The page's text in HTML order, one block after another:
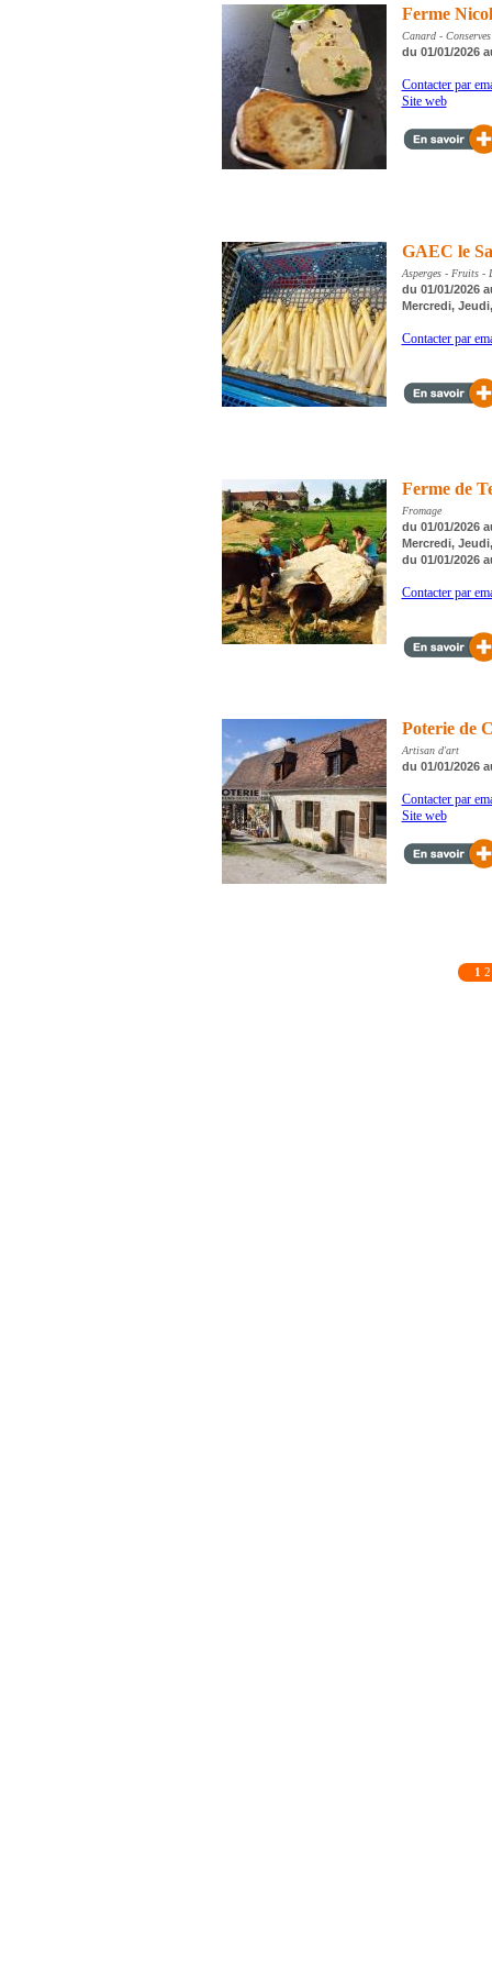
Ferme
Canard -
du 01/01/2026
Contacter par
Site web
GAEC le
Asperges - Fruits -
du 01/01/2026
Mercredi,
Contacter par
Ferme de
Fromage
du 01/01/2026
Mercredi,
du 01/01/2026
Contacter par
Poterie de
Artisan d'art
du 01/01/2026
Contacter par
Site web
1 2